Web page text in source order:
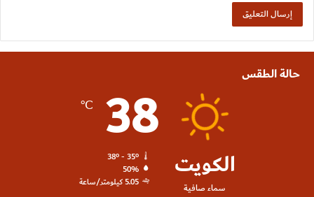
حالة الطقس
الكويت
سماء صافية
38
℃
38º - 35º
50%
5.05 كيلومتر/ساعة